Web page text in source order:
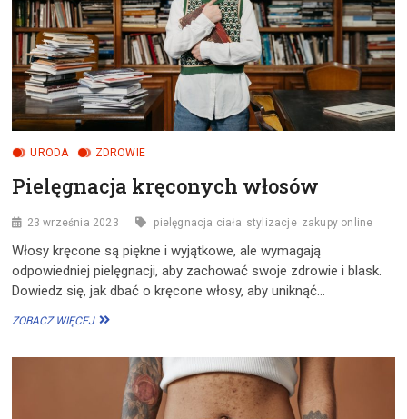
URODA ZDROWIE
Pielęgnacja kręconych włosów
23 września 2023 pielęgnacja ciała stylizacje zakupy online
Włosy kręcone są piękne i wyjątkowe, ale wymagają
odpowiedniej pielęgnacji, aby zachować swoje zdrowie i blask.
Dowiedz się, jak dbać o kręcone włosy, aby uniknąć…
ZOBACZ WIĘCEJPIELĘGNACJA